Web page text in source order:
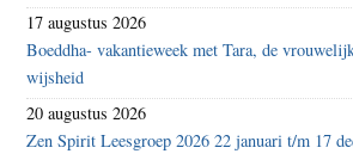
17 augustus 2026
Boeddha- vakantieweek met Tara, de
wijsheid
20 augustus 2026
Zen Spirit Leesgroep 2026 22 januari t/m 17